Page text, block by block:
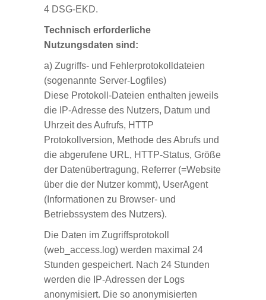
4 DSG-EKD.
Technisch erforderliche
Nutzungsdaten sind:
a) Zugriffs- und Fehlerprotokolldateien
(sogenannte Server-Logfiles)
Diese Protokoll-Dateien enthalten jeweils
die IP-Adresse des Nutzers, Datum und
Uhrzeit des Aufrufs, HTTP
Protokollversion, Methode des Abrufs und
die abgerufene URL, HTTP-Status, Größe
der Datenübertragung, Referrer (=Website
über die der Nutzer kommt), UserAgent
(Informationen zu Browser- und
Betriebssystem des Nutzers).
Die Daten im Zugriffsprotokoll
(web_access.log) werden maximal 24
Stunden gespeichert. Nach 24 Stunden
werden die IP-Adressen der Logs
anonymisiert. Die so anonymisierten